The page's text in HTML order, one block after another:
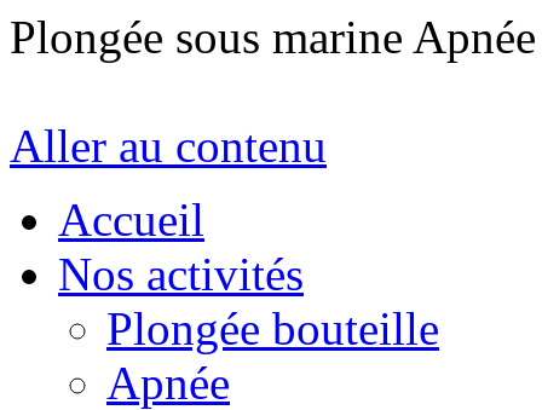
Plongée sous marine
Aller au contenu
Accueil
Nos activités
Plongée bouteille
Apnée